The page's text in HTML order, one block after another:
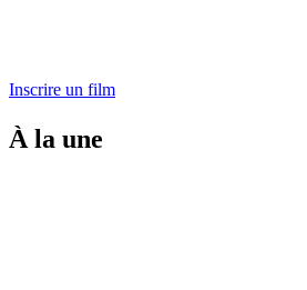
Inscrire un film
À la une